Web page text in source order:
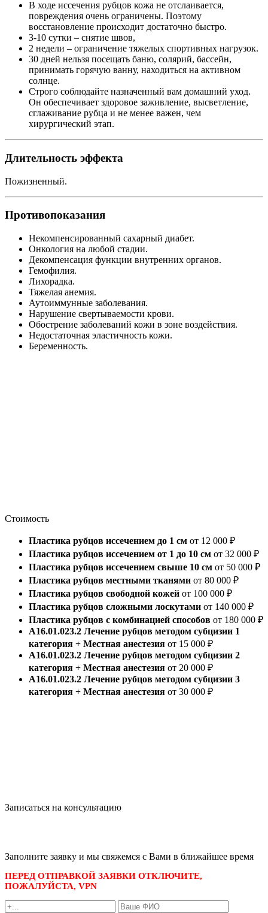
В ходе иссечения рубцов кожа не отслаивается,
повреждения очень ограничены. Поэтому
восстановление происходит достаточно быстро.
3-10 сутки – снятие швов,
2 недели – ограничение тяжелых спортивных нагрузок.
30 дней нельзя посещать баню, солярий, бассейн,
принимать горячую ванну, находиться на активном
солнце.
Строго соблюдайте назначенный вам домашний уход.
Он обеспечивает здоровое заживление, высветление,
сглаживание рубца и не менее важен, чем
хирургический этап.
Длительность эффекта
Пожизненный.
Противопоказания
Некомпенсированный сахарный диабет.
Онкология на любой стадии.
Декомпенсация функции внутренних органов.
Гемофилия.
Лихорадка.
Тяжелая анемия.
Аутоиммунные заболевания.
Нарушение свертываемости крови.
Обострение заболеваний кожи в зоне воздействия.
Недостаточная эластичность кожи.
Беременность.
Стоимость
Пластика рубцов иссечением до 1 см от 12 000 ₽
Пластика рубцов иссечением от 1 до 10 см от 32 000 ₽
Пластика рубцов иссечением свыше 10 см от 50 000 ₽
Пластика рубцов местными тканями от 80 000 ₽
Пластика рубцов свободной кожей от 100 000 ₽
Пластика рубцов сложными лоскутами от 140 000 ₽
Пластика рубцов с комбинацией способов от 180 000 ₽
А16.01.023.2 Лечение рубцов методом субцизии 1
категория + Местная анестезия от 15 000 ₽
А16.01.023.2 Лечение рубцов методом субцизии 2
категория + Местная анестезия от 20 000 ₽
А16.01.023.2 Лечение рубцов методом субцизии 3
категория + Местная анестезия от 30 000 ₽
Записаться на консультацию
Заполните заявку и мы свяжемся с Вами в ближайшее время
ПЕРЕД ОТПРАВКОЙ ЗАЯВКИ ОТКЛЮЧИТЕ,
ПОЖАЛУЙСТА, VPN